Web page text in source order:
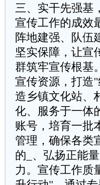
三、实干先强基
宣传工作的成效
阵地建强、队伍
坚实保障，让宣
群筑牢宣传根基
宣传资源，打造
造乡镇文化站、
化、服务于一体
账号，培育一批
管理，确保各类
的_、弘扬正能
力。宣传工作质